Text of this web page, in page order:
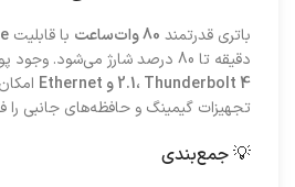
باتری قدرتمند 80 وات‌ساعت با قابلیت
دقیقه تا 80 درصد شارژ می‌شود. وجود پورت‌های
2.1، Thunderbolt 4 و Ethernet
تجهیزات گیمینگ و حافظه‌های جانبی را
💡 جمع‌بندی